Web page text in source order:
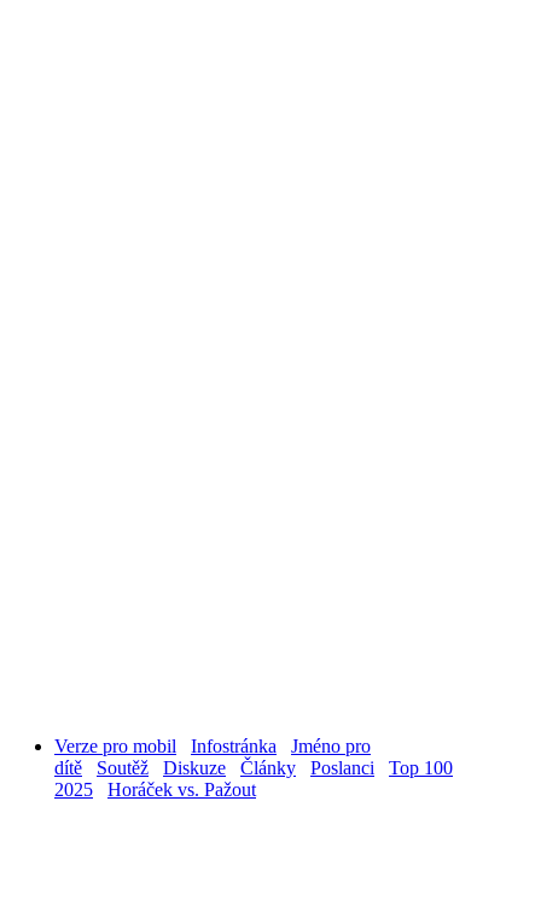
Verze pro mobil Infostránka
Jméno pro
dítě
Soutěž Diskuze Články Poslanci
Top 100
2025
Horáček vs. Pažout